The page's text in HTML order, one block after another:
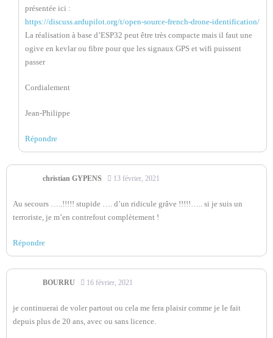
présentée ici :
https://discuss.ardupilot.org/t/open-source-french-drone-identification/
La réalisation à base d’ESP32 peut être très compacte mais il faut une
ogive en kevlar ou fibre pour que les signaux GPS et wifi puissent
passer
Cordialement
Jean-Philippe
Répondre
christian GYPENS 13 février, 2021
Au secours …..!!!!! stupide …. d’un ridicule grâve !!!!!….. si je suis un
terroriste, je m’en contrefout complètement !
Répondre
BOURRU 16 février, 2021
je continuerai de voler partout ou cela me fera plaisir comme je le fait
depuis plus de 20 ans, avec ou sans licence.